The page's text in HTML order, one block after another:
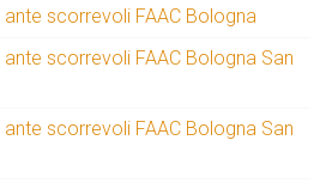
scorrevoli FAAC Bologna
scorrevoli FAAC Bologna San
scorrevoli FAAC Bologna San